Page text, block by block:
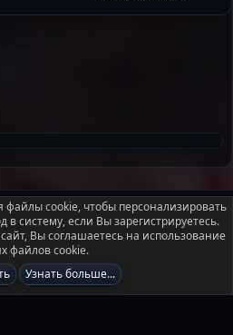
конфиденциальности
Помощь
файлы cookie, чтобы персонализировать
в систему, если Вы зарегистрируетесь.
Вы соглашаетесь на использование
файлов cookie.
Узнать больше...